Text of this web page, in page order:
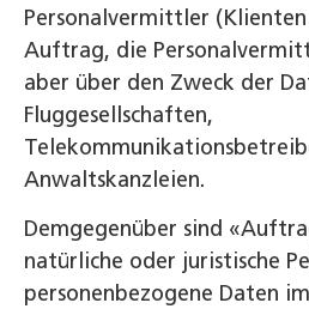
Personalvermittler
Auftrag, die
aber über den Zweck der
Fluggesellschaften,
Anwaltskanzleien.
Demgegenüber sind
natürliche oder juristische
personenbezogene Daten